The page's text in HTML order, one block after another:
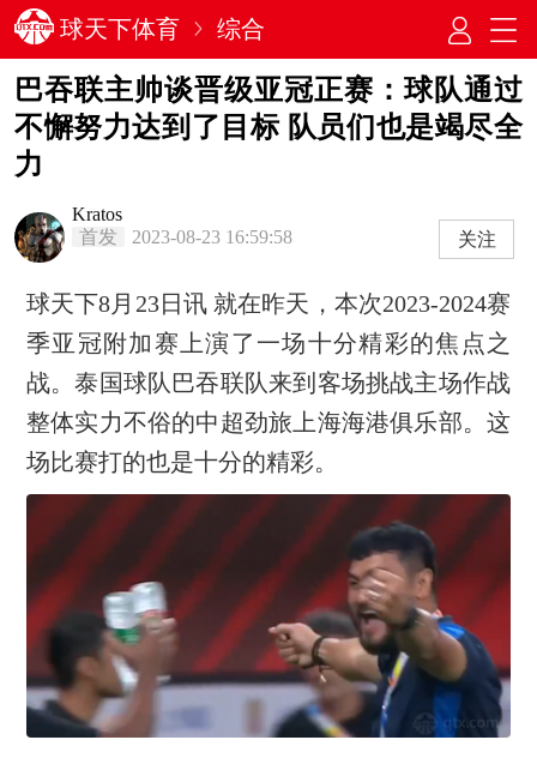
球天下体育 综合
巴吞联主帅谈晋级亚冠正赛：球队通过
不懈努力达到了目标 队员们也是竭尽全
力
Kratos
首发
2023-08-23 16:59:58 关注
球天下8月23日讯 就在昨天，本次2023-2024赛
季亚冠附加赛上演了一场十分精彩的焦点之
战。泰国球队巴吞联队来到客场挑战主场作战
整体实力不俗的中超劲旅上海海港俱乐部。这
场比赛打的也是十分的精彩。